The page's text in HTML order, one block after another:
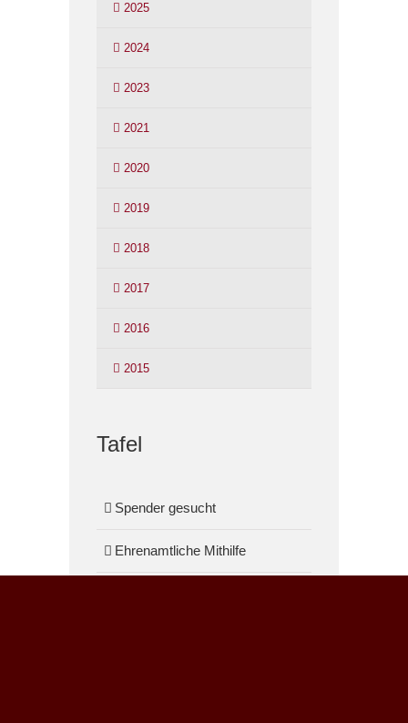
2025
2024
2023
2021
2020
2019
2018
2017
2016
2015
Tafel
Spender gesucht
Ehrenamtliche Mithilfe